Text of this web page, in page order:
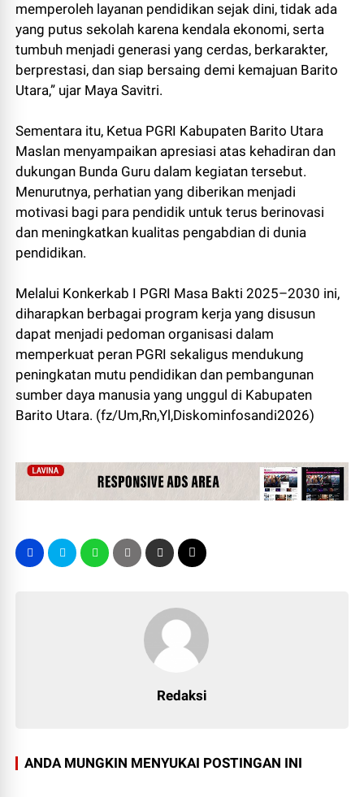
memperoleh layanan pendidikan sejak dini, tidak ada
yang putus sekolah karena kendala ekonomi, serta
tumbuh menjadi generasi yang cerdas, berkarakter,
berprestasi, dan siap bersaing demi kemajuan Barito
Utara,” ujar Maya Savitri.
Sementara itu, Ketua PGRI Kabupaten Barito Utara
Maslan menyampaikan apresiasi atas kehadiran dan
dukungan Bunda Guru dalam kegiatan tersebut.
Menurutnya, perhatian yang diberikan menjadi
motivasi bagi para pendidik untuk terus berinovasi
dan meningkatkan kualitas pengabdian di dunia
pendidikan.
Melalui Konkerkab I PGRI Masa Bakti 2025–2030 ini,
diharapkan berbagai program kerja yang disusun
dapat menjadi pedoman organisasi dalam
memperkuat peran PGRI sekaligus mendukung
peningkatan mutu pendidikan dan pembangunan
sumber daya manusia yang unggul di Kabupaten
Barito Utara. (fz/Um,Rn,Yl,Diskominfosandi2026)
Redaksi
ANDA MUNGKIN MENYUKAI POSTINGAN INI